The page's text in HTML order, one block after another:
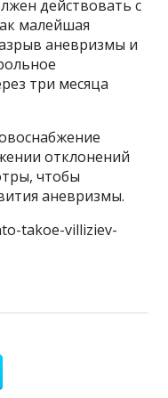
действовать с
малейшая
аневризмы и
три месяца
отклонений
чтобы
аневризмы.
takoe-villiziev-